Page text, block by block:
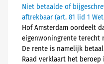
Niet betaalde of
aftrekbaar (art. 81 lid 1 Wet
Hof Amsterdam oordeelt
eigenwoningrente terecht
De rente is namelijk
Raad verklaart het